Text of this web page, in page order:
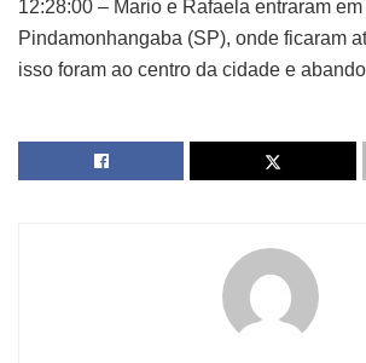
12:28:00 – Mario e Rafaela entraram em
Pindamonhangaba (SP), onde ficaram
isso foram ao centro da cidade e